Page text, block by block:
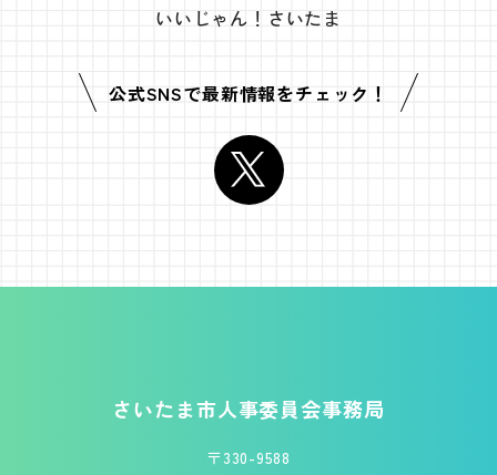
いいじゃん！さいたま
公式SNSで最新情報をチェック！
さいたま市人事委員会事務局
〒330-9588